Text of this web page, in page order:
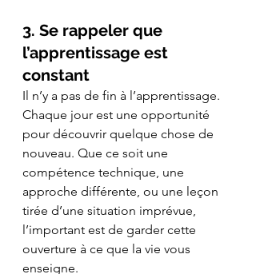
3. Se rappeler que
l’apprentissage est
constant
Il n’y a pas de fin à l’apprentissage.
Chaque jour est une opportunité
pour découvrir quelque chose de
nouveau. Que ce soit une
compétence technique, une
approche différente, ou une leçon
tirée d’une situation imprévue,
l’important est de garder cette
ouverture à ce que la vie vous
enseigne.